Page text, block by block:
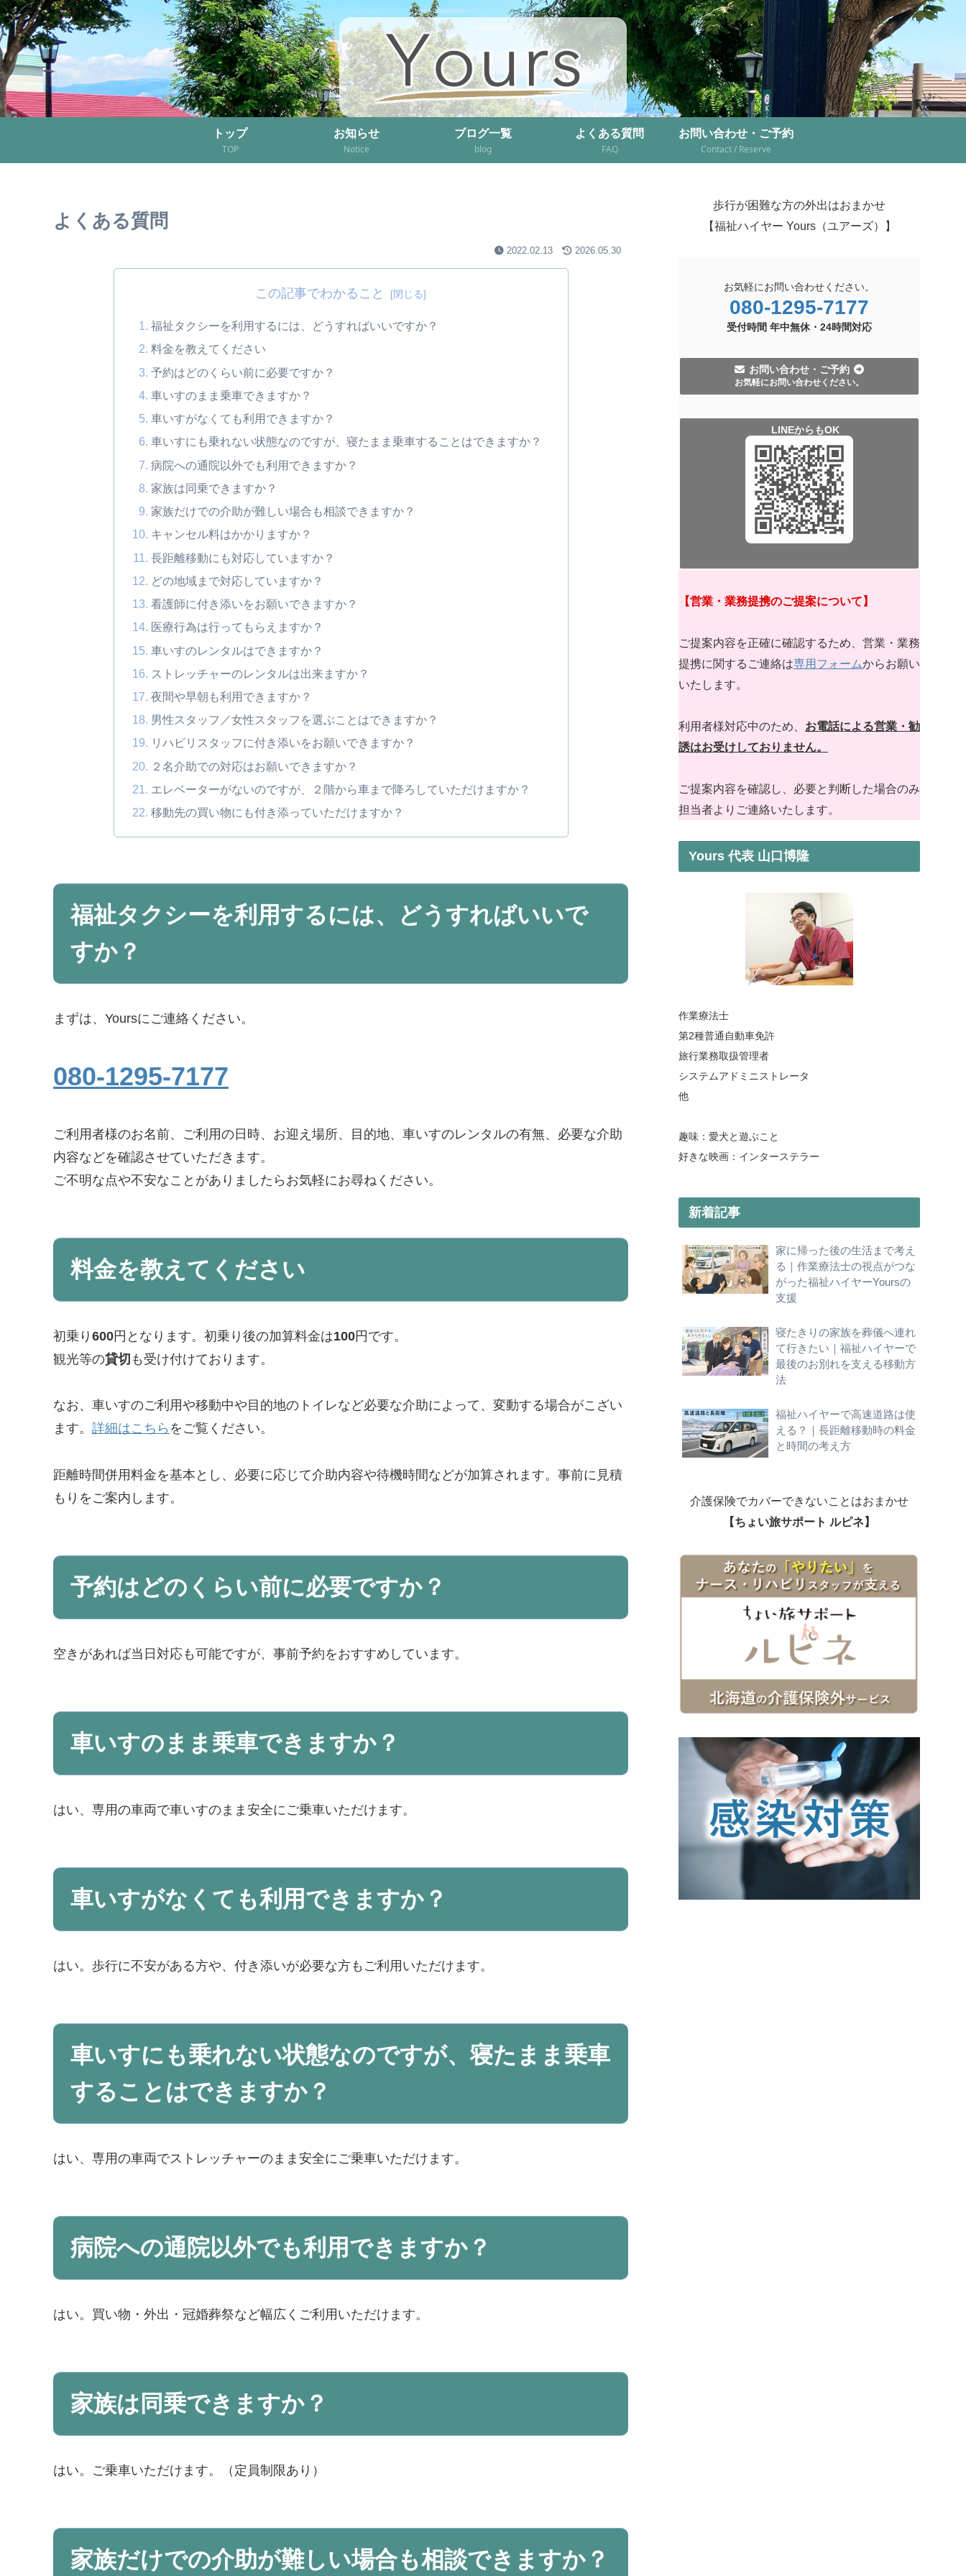
トップ
TOP
お知らせ
Notice
ブログ一覧
blog
よくある質問
FAQ
お問い合わせ・ご予約
Contact / Reserve
よくある質問
2022.02.13 2026.05.30
この記事でわかること
福祉タクシーを利用するには、どうすればいいですか？
料金を教えてください
予約はどのくらい前に必要ですか？
車いすのまま乗車できますか？
車いすがなくても利用できますか？
車いすにも乗れない状態なのですが、寝たまま乗車することはできますか？
病院への通院以外でも利用できますか？
家族は同乗できますか？
家族だけでの介助が難しい場合も相談できますか？
キャンセル料はかかりますか？
長距離移動にも対応していますか？
どの地域まで対応していますか？
看護師に付き添いをお願いできますか？
医療行為は行ってもらえますか？
車いすのレンタルはできますか？
ストレッチャーのレンタルは出来ますか？
夜間や早朝も利用できますか？
男性スタッフ／女性スタッフを選ぶことはできますか？
リハビリスタッフに付き添いをお願いできますか？
２名介助での対応はお願いできますか？
エレベーターがないのですが、２階から車まで降ろしていただけますか？
移動先の買い物にも付き添っていただけますか？
福祉タクシーを利用するには、どうすればいいで
すか？
まずは、Yoursにご連絡ください。
080-1295-7177
ご利用者様のお名前、ご利用の日時、お迎え場所、目的地、車いすのレンタルの有無、必要な介助
内容などを確認させていただきます。
ご不明な点や不安なことがありましたらお気軽にお尋ねください。
料金を教えてください
初乗り 600円となります。初乗り後の加算料金は100円です。
観光等の貸切 も受け付けております。
なお、車いすのご利用や移動中や目的地のトイレなど必要な介助によって、変動する場合がこざい
ます。 詳細はこちら をご覧ください。
距離時間併用料金を基本とし、必要に応じて介助内容や待機時間などが加算されます。事前に見積
もりをご案内します。
予約はどのくらい前に必要ですか？
空きがあれば当日対応も可能ですが、事前予約をおすすめしています。
車いすのまま乗車できますか？
はい、専用の車両で車いすのまま安全にご乗車いただけます。
車いすがなくても利用できますか？
はい。歩行に不安がある方や、付き添いが必要な方もご利用いただけます。
車いすにも乗れない状態なのですが、寝たまま乗車
することはできますか？
はい、専用の車両でストレッチャーのまま安全にご乗車いただけます。
病院への通院以外でも利用できますか？
はい。買い物・外出・冠婚葬祭など幅広くご利用いただけます。
家族は同乗できますか？
はい。ご乗車いただけます。（定員制限あり）
家族だけでの介助が難しい場合も相談できますか？
歩行が困難な方の外出はおまかせ
【福祉ハイヤー Yours（ユアーズ）】
お気軽にお問い合わせください。
080-1295-7177
受付時間 年中無休・ 24時間対応
お問い合わせ・ご予約
お気軽にお問い合わせください。
LINEからもOK
【営業・業務提携のご提案について】
ご提案内容を正確に確認するため、営業・業務
提携に関するご連絡は専用フォームからお願い
いたします。
利用者様対応中のため、 お電話による営業・勧
誘はお受けしておりません。
ご提案内容を確認し、必要と判断した場合のみ
担当者よりご連絡いたします。
Yours 代表 山口博隆
作業療法士
第2種普通自動車免許
旅行業務取扱管理者
システムアドミニストレータ
他
趣味：愛犬と遊ぶこと
好きな映画：インターステラー
新着記事
家に帰った後の生活まで考え
る｜作業療法士の視点がつな
がった福祉ハイヤーYoursの
支援
寝たきりの家族を葬儀へ連れ
て行きたい｜福祉ハイヤーで
最後のお別れを支える移動方
法
福祉ハイヤーで高速道路は使
える？｜長距離移動時の料金
と時間の考え方
介護保険でカバーできないことはおまかせ
【ちょい旅サポート ルピネ】